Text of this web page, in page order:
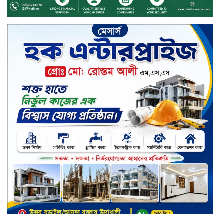
রুবেলের গোত্রীয় সন্ত্রাসীদের গ্রেফতারের
দাবি
ক্যাশলেস বাংলাদেশ বিনির্মাণে
ইসলামী ব্যাংকের উদ্যোগে বাংলা
কিউআর নিয়ে বিশিষ্ট আলেমদের সঙ্গে
মতবিনিময় সভা অনুষ্ঠিত
‘শেখ হাসিনা ডিসেম্বরে ফিরলে গণহত্যার
দায় নিয়ে কারাগারে যাবেন,’ আইনমন্ত্রী
মধ্যরাতে শাহজালাল বিমানবন্দরের
বলাকা লাউঞ্জে অগ্নিকাণ্ড
নিরাপদ ও স্বল্পব্যয়ে ক্যাশলেস লেনদেন
গড়তে কাজ করছে বাংলাদেশ ব্যাংক:
গভর্নর